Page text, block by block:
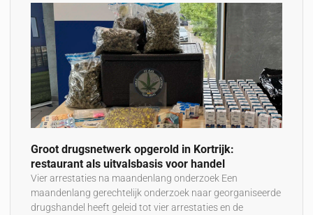
Groot drugsnetwerk opgerold in Kortrijk:
restaurant als uitvalsbasis voor handel
Vier arrestaties na maandenlang onderzoek Een
maandenlang gerechtelijk onderzoek naar georganiseerde
drugshandel heeft geleid tot vier arrestaties en de